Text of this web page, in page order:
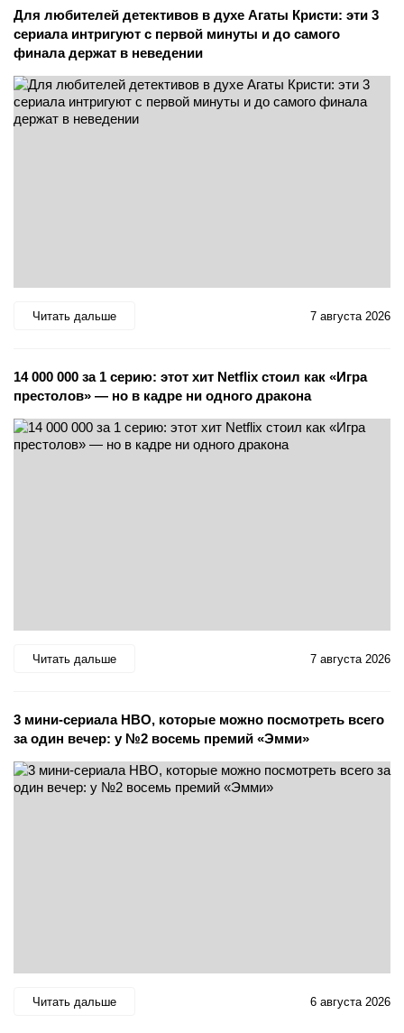
Для любителей детективов в духе Агаты Кристи: эти 3
сериала интригуют с первой минуты и до самого
финала держат в неведении
Читать дальше 7 августа 2026
14 000 000 за 1 серию: этот хит Netflix стоил как «Игра
престолов» — но в кадре ни одного дракона
Читать дальше 7 августа 2026
3 мини-сериала HBO, которые можно посмотреть всего
за один вечер: у №2 восемь премий «Эмми»
Читать дальше 6 августа 2026